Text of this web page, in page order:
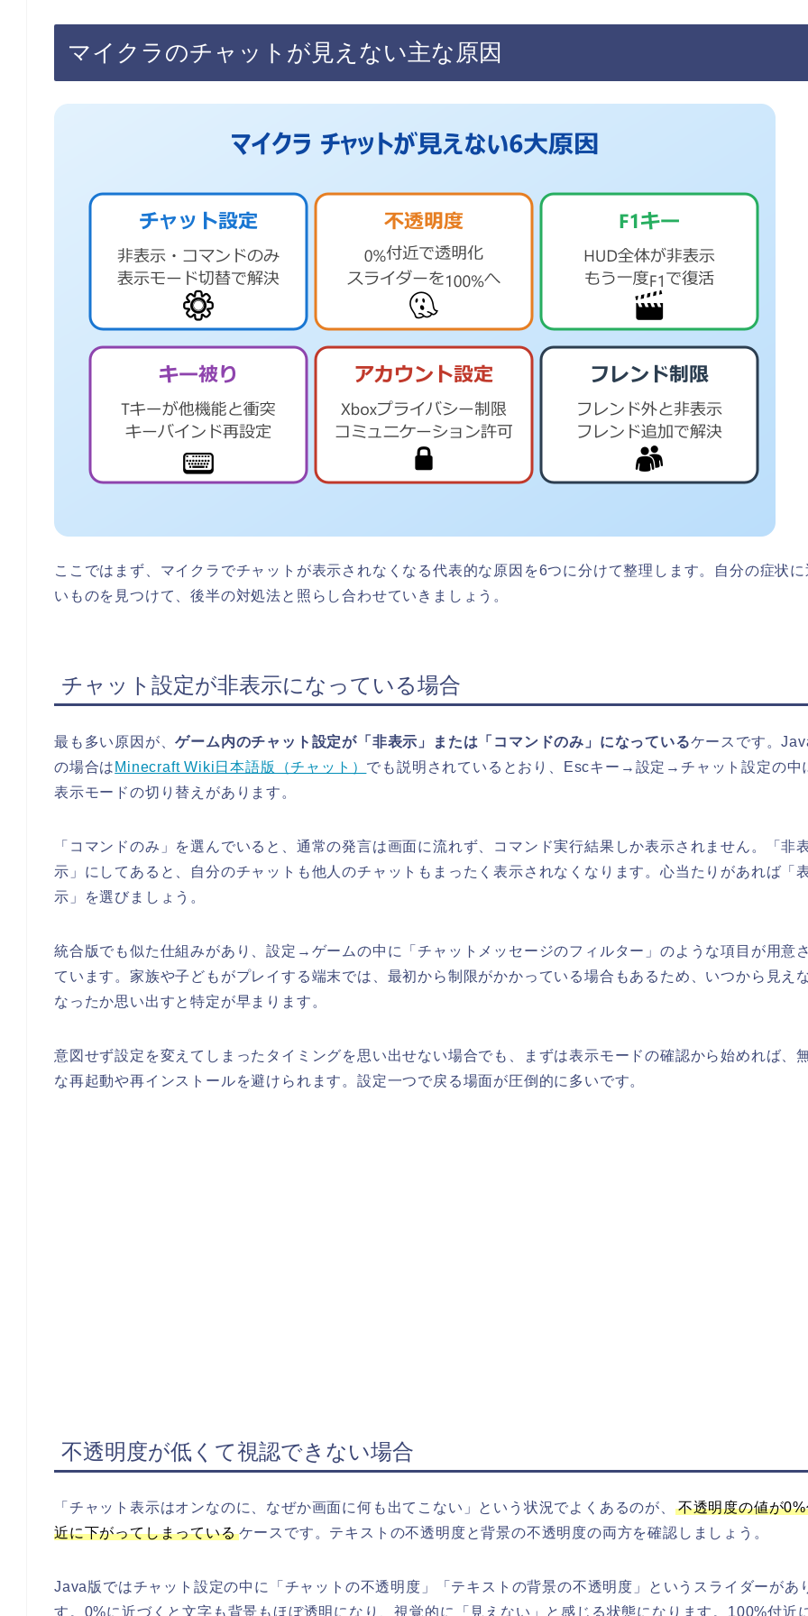
マイクラのチャットが見えない主な原因
ここではまず、マイクラでチャットが表示されなくなる代表的な原因を6つに分けて整理します。自分の症状に
いものを見つけて、後半の対処法と照らし合わせていきましょう。
チャット設定が非表示になっている場合
最も多い原因が、ゲーム内のチャット設定が「非表示」または「コマンドのみ」になっているケースです。
の場合は Minecraft Wiki日本語版（チャット） でも説明されているとおり、Escキー→設定→チャット設定の中
表示モードの切り替えがあります。
「コマンドのみ」を選んでいると、通常の発言は画面に流れず、コマンド実行結果しか表示されません。「非
示」にしてあると、自分のチャットも他人のチャットもまったく表示されなくなります。心当たりがあれば「
示」を選びましょう。
統合版でも似た仕組みがあり、設定→ゲームの中に「チャットメッセージのフィルター」のような項目が用意
ています。家族や子どもがプレイする端末では、最初から制限がかかっている場合もあるため、いつから見え
なったか思い出すと特定が早まります。
意図せず設定を変えてしまったタイミングを思い出せない場合でも、まずは表示モードの確認から始めれば、
な再起動や再インストールを避けられます。設定一つで戻る場面が圧倒的に多いです。
不透明度が低くて視認できない場合
「チャット表示はオンなのに、なぜか画面に何も出てこない」という状況でよくあるのが、
不透明度の値が
近に下がってしまっているケースです。テキストの不透明度と背景の不透明度の両方を確認しましょう。
Java版ではチャット設定の中に「チャットの不透明度」「テキストの背景の不透明度」というスライダーがあ
す。0%に近づくと文字も背景もほぼ透明になり、視覚的に「見えない」と感じる状態になります。100%付近